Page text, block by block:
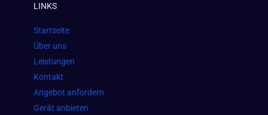
b
o
o
k
m
LINKS
Startseite
Über uns
Leistungen
Kontakt
Angebot anfordern
Gerät anbieten